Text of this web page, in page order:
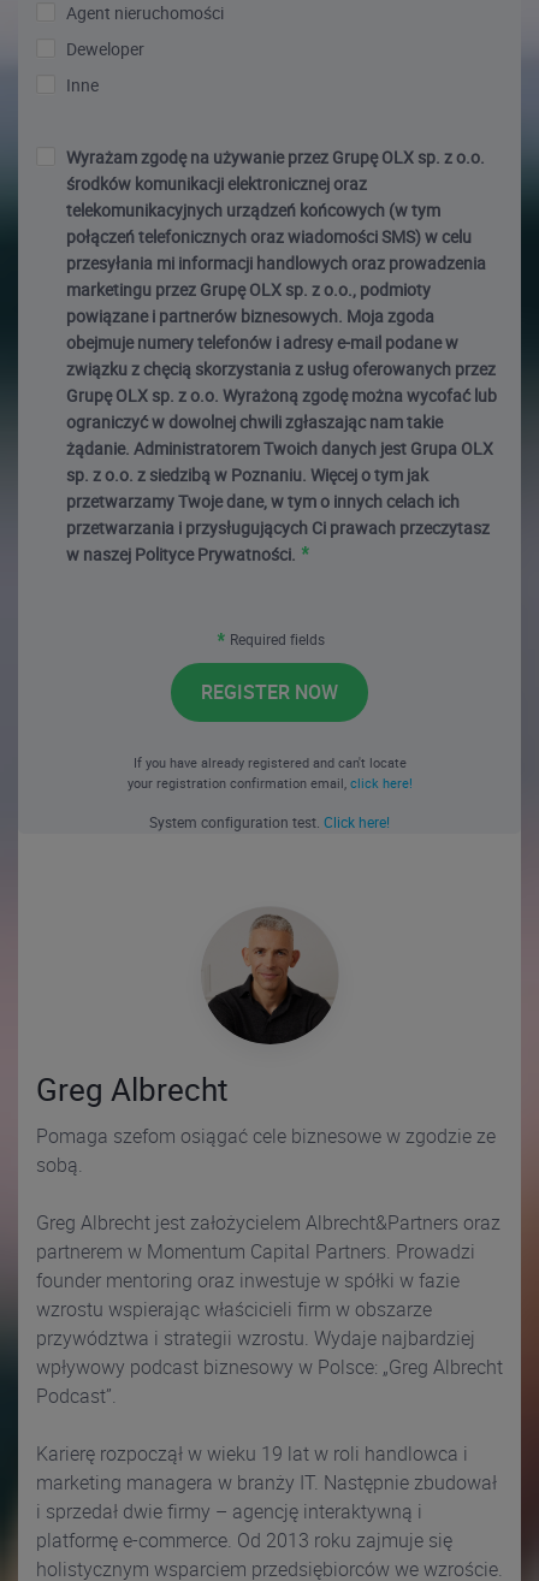
Agent nieruchomości
Deweloper
Inne
Wyrażam zgodę na używanie przez Grupę OLX sp. z o.o.
środków komunikacji elektronicznej oraz
telekomunikacyjnych urządzeń końcowych (w tym
połączeń telefonicznych oraz wiadomości SMS) w celu
przesyłania mi informacji handlowych oraz prowadzenia
marketingu przez Grupę OLX sp. z o.o., podmioty
powiązane i partnerów biznesowych. Moja zgoda
obejmuje numery telefonów i adresy e-mail podane w
związku z chęcią skorzystania z usług oferowanych przez
Grupę OLX sp. z o.o. Wyrażoną zgodę można wycofać lub
ograniczyć w dowolnej chwili zgłaszając nam takie
żądanie. Administratorem Twoich danych jest Grupa OLX
sp. z o.o. z siedzibą w Poznaniu. Więcej o tym jak
przetwarzamy Twoje dane, w tym o innych celach ich
przetwarzania i przysługujących Ci prawach przeczytasz
w naszej Polityce Prywatności.
Required fields
REGISTER NOW
If you have already registered and can't locate
your registration confirmation email, click here!
System configuration test. Click here!
Greg Albrecht
Pomaga szefom osiągać cele biznesowe w zgodzie ze
sobą.
Greg Albrecht jest założycielem Albrecht&Partners oraz
partnerem w Momentum Capital Partners. Prowadzi
founder mentoring oraz inwestuje w spółki w fazie
wzrostu wspierając właścicieli firm w obszarze
przywództwa i strategii wzrostu. Wydaje najbardziej
wpływowy podcast biznesowy w Polsce: „Greg Albrecht
Podcast”.
Karierę rozpoczął w wieku 19 lat w roli handlowca i
marketing managera w branży IT. Następnie zbudował
i sprzedał dwie firmy – agencję interaktywną i
platformę e-commerce. Od 2013 roku zajmuje się
holistycznym wsparciem przedsiębiorców we wzroście.